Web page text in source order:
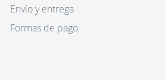
Envío y entrega
Formas de pago